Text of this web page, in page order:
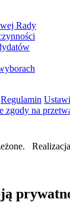
Rady
Regulamin
zgody na